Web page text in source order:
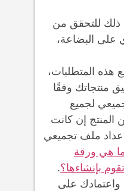
ذلك للتحقق من
على البضاعة،
هذه المتطلبات،
منتجاتك وفقًا
لجميع
المنتج إن كانت
ملف تجميعي
هي ورقة
بإنشاءها؟.
واعتمادك على